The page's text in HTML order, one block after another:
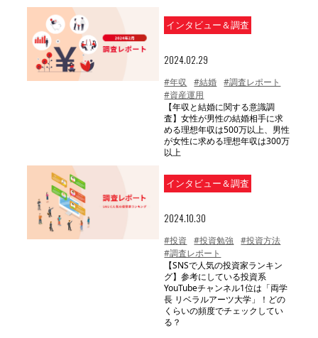
インタビュー＆調査
2024.02.29
#年収 #結婚
#調査レポート
#資産運用
【年収と結婚に関する意識調
査】女性が男性の結婚相手に求
める理想年収は500万以上、男性
が女性に求める理想年収は300万
以上
インタビュー＆調査
2024.10.30
#投資 #投資勉強
#投資方法
#調査レポート
【SNSで人気の投資家ランキン
グ】参考にしている投資系
YouTubeチャンネル1位は「両学
長 リベラルアーツ大学」！どの
くらいの頻度でチェックしてい
る？